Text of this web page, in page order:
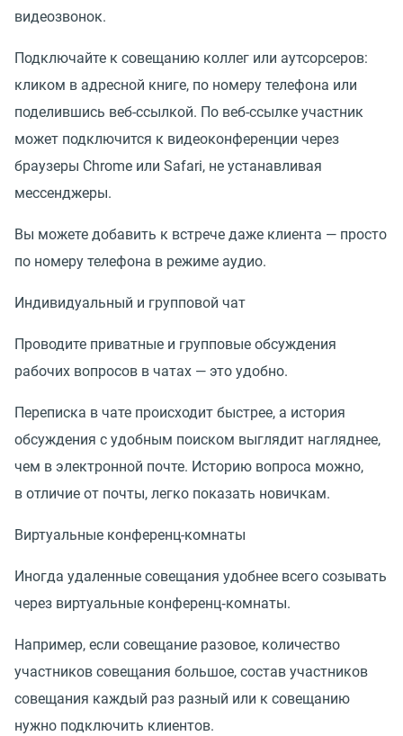
видеозвонок.
Подключайте к совещанию коллег или аутсорсеров:
кликом в адресной книге, по номеру телефона или
поделившись веб-ссылкой. По веб-ссылке участник
может подключится к видеоконференции через
браузеры Chrome или Safari, не устанавливая
мессенджеры.
Вы можете добавить к встрече даже клиента — просто
по номеру телефона в режиме аудио.
Индивидуальный и групповой чат
Проводите приватные и групповые обсуждения
рабочих вопросов в чатах — это удобно.
Переписка в чате происходит быстрее, а история
обсуждения с удобным поиском выглядит нагляднее,
чем в электронной почте. Историю вопроса можно,
в отличие от почты, легко показать новичкам.
Виртуальные конференц-комнаты
Иногда удаленные совещания удобнее всего созывать
через виртуальные конференц‑комнаты.
Например, если совещание разовое, количество
участников совещания большое, состав участников
совещания каждый раз разный или к совещанию
нужно подключить клиентов.